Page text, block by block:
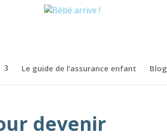
Le guide de l’assurance enfant Blog
devenir